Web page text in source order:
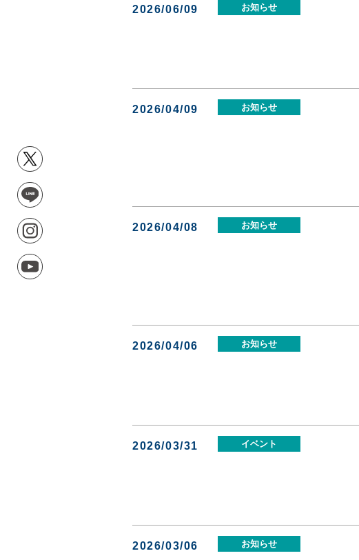
2026/06/09 お知らせ
2026/04/09 お知らせ
2026/04/08 お知らせ
2026/04/06 お知らせ
2026/03/31 イベント
2026/03/06 お知らせ